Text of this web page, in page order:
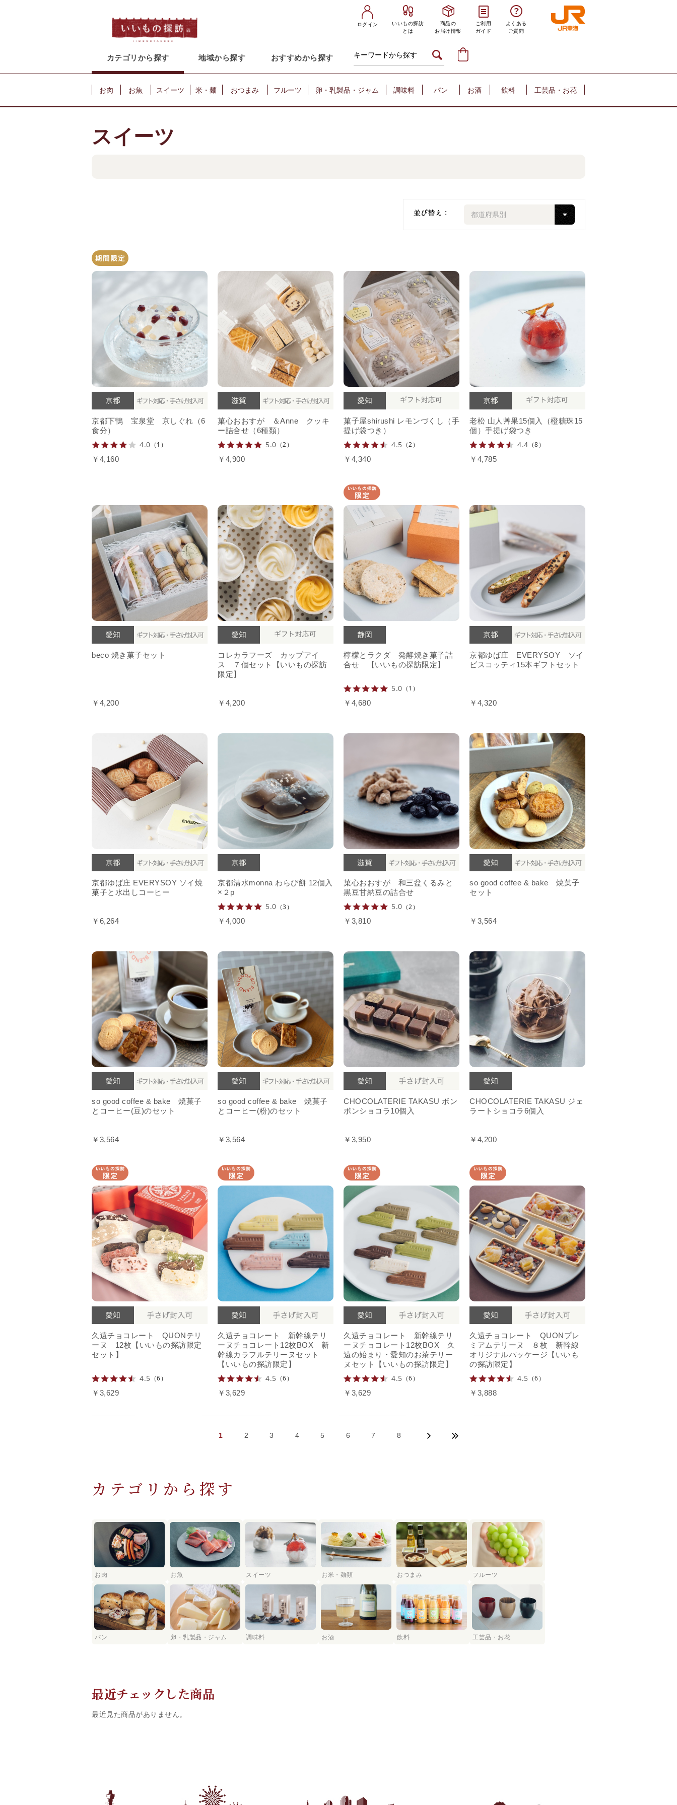
ログイン
いいもの探訪
とは
商品の
お届け情報
ご利用
ガイド
よくある
ご質問
カテゴリから探す 地域から探す おすすめから探す
お肉 お魚 スイーツ 米・麺 おつまみ フルーツ 卵・乳製品・ジャム 調味料 パン お酒 飲料 工芸品・お花
スイーツ
都道府県別
京都下鴨 宝泉堂 京しぐれ（6
食分）
4.0 （1）
￥4,160
菓心おおすが ＆Anne クッキ
ー詰合せ（6種類）
5.0 （2）
￥4,900
菓子屋shirushi レモンづくし（手
提げ袋つき）
4.5 （2）
￥4,340
老松 山人艸果15個入（橙糖珠15
個）手提げ袋つき
4.4 （8）
￥4,785
beco 焼き菓子セット
￥4,200
コレカラフーズ カップアイ
ス ７個セット【いいもの探訪
限定】
￥4,200
檸檬とラクダ 発酵焼き菓子詰
合せ 【いいもの探訪限定】
5.0 （1）
￥4,680
京都ゆば庄 EVERYSOY ソイ
ビスコッティ15本ギフトセット
￥4,320
京都ゆば庄 EVERYSOY ソイ焼
菓子と水出しコーヒー
￥6,264
京都清水monna わらび餅 12個入
×２p
5.0 （3）
￥4,000
菓心おおすが 和三盆くるみと
黒豆甘納豆の詰合せ
5.0 （2）
￥3,810
so good coffee & bake 焼菓子
セット
￥3,564
so good coffee & bake 焼菓子
とコーヒー(豆)のセット
￥3,564
so good coffee & bake 焼菓子
とコーヒー(粉)のセット
￥3,564
CHOCOLATERIE TAKASU ボン
ボンショコラ10個入
￥3,950
CHOCOLATERIE TAKASU ジェ
ラートショコラ6個入
￥4,200
久遠チョコレート QUONテリ
ーヌ 12枚【いいもの探訪限定
セット】
4.5 （6）
￥3,629
久遠チョコレート 新幹線テリ
ーヌチョコレート12枚BOX 新
幹線カラフルテリーヌセット
【いいもの探訪限定】
4.5 （6）
￥3,629
久遠チョコレート 新幹線テリ
ーヌチョコレート12枚BOX 久
遠の始まり・愛知のお茶テリー
ヌセット【いいもの探訪限定】
4.5 （6）
￥3,629
久遠チョコレート QUONプレ
ミアムテリーヌ ８枚 新幹線
オリジナルパッケージ【いいも
の探訪限定】
4.5 （6）
￥3,888
1 2 3 4 5 6 7 8
カテゴリから探す
お肉 お魚 スイーツ お米・麺類 おつまみ フルーツ
パン 卵・乳製品・ジャム 調味料 お酒 飲料 工芸品・お花
最近チェックした商品
最近見た商品がありません。